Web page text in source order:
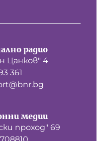
радио
Цанков" 4
361
медии
проход" 69